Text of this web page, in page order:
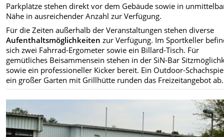
Parkplätze stehen direkt vor dem Gebäude sowie in
Nähe in ausreichender Anzahl zur Verfügung.
Für die Zeiten außerhalb der Veranstaltungen stehen diverse
Aufenthaltsmöglichkeiten zur Verfügung. Im Sportkeller
sich zwei Fahrrad-Ergometer sowie ein Billard-Tisch. Für
gemütliches Beisammensein stehen in der SiN-Bar
sowie ein professioneller Kicker bereit. Ein Outdoor-
ein großer Garten mit Grillhütte runden das Freizeitangebot ab.